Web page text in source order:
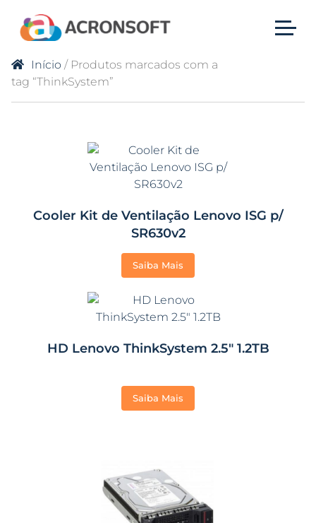
Início / Produtos marcados com a
tag “ThinkSystem”
Cooler Kit de Ventilação Lenovo ISG p/
SR630v2
Saiba Mais
HD Lenovo ThinkSystem 2.5″ 1.2TB
Saiba Mais